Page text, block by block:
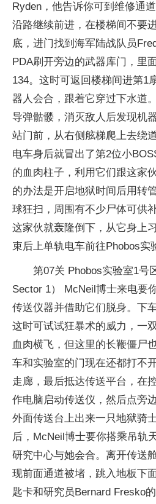
Ryden，他告诉你可到维修通
沿路继续前进，在楼梯间不要
底，进门找到海军陆战队员
PDA刷开旁边的武器库门，里
134。这时可返回楼梯间进第1
器人会合，跟着它穿过下水道
导弹骷髅，消灭敌人后发现机
站门前，从右侧舷梯爬上去绕
电车身后就冒出了第2位小
的血肉柱子，利用它们跟这家
的办法是开启地狱时间后用转
球狂扫，周围有不少尸体可供
这家伙就轰隆倒下，从它身上
束后上单轨电车前往Phobos实
第07关 Phobos实验室1号
Sector 1） McNeil博士来电要
传送仪器并借助它们脱身。下
这时可试试狂暴术的威力，一
血肉横飞，但这里的长鞭僵尸
车和实验室的门现在还都打不
走廊，最后抵达传送平台，在
作电脑启动传送仪，然后点旁
外面传送台上出来一只地狱骑
后，McNeil博士要你搭乘吊轨
研究中心与她会合。离开传送
现前面通道被堵，跳入地板下
匙卡和研究员Bernard Fresko